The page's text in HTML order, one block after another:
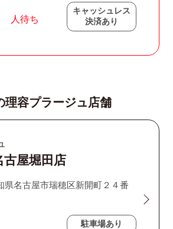
キャッシュレス
決済あり
理容プラージュ店舗
屋堀田店
県名古屋市瑞穂区新開町２４番
駐車場あり